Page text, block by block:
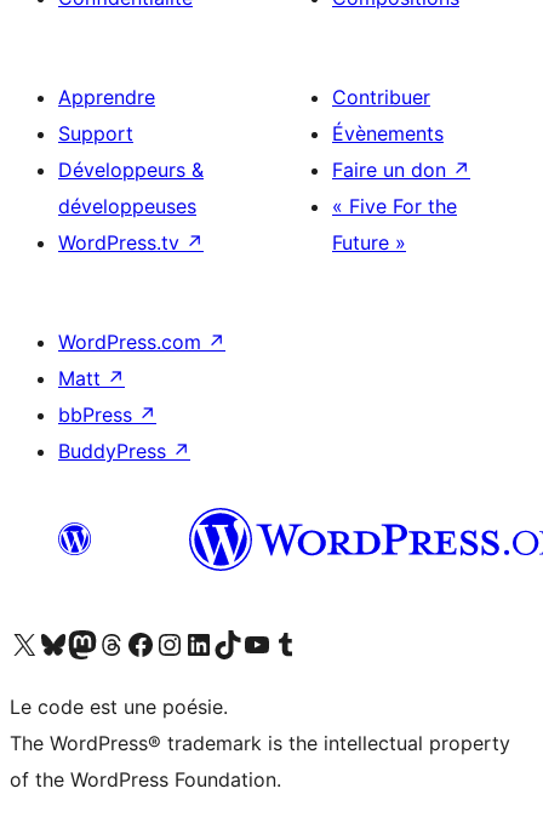
Apprendre
Support
Développeurs &
développeuses
WordPress.tv ↗
Contribuer
Évènements
Faire un don ↗
« Five For the
Future »
WordPress.com ↗
Matt ↗
bbPress ↗
BuddyPress ↗
Visitez notre compte X (précédemment Twitter)
Visiter notre compte Bluesky
Visiter notre compte Mastodon
Visiter notre compte Threads
Consulter notre compte Facebook
Consulter notre compte Instagram
Consulter notre compte LinkedIn
Visiter notre compte TokTok
Visiter notre chaîne YouTube
Visiter notre compte Tumblr
Le code est une poésie.
The WordPress® trademark is the intellectual property
of the WordPress Foundation.